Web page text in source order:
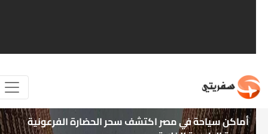
أماكن سياحة في مصر اكتشف سحر الحضارة الفرعونية